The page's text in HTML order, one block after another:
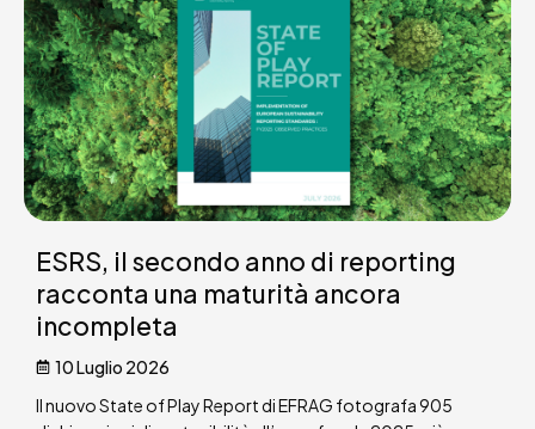
ESRS, il secondo anno di reporting
racconta una maturità ancora
incompleta
10 Luglio 2026
Il nuovo State of Play Report di EFRAG fotografa 905